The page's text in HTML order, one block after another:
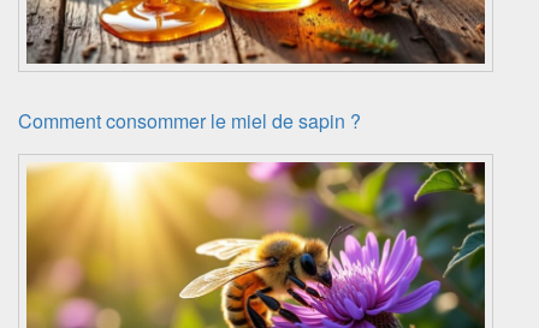
Comment consommer le miel de sapin ?